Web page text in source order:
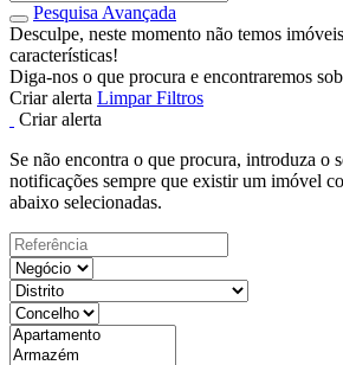
Pesquisa Avançada
Desculpe, neste momento não temos
características!
Diga-nos o que procura e encontraremos
Criar alerta Limpar Filtros
Criar alerta
Se não encontra o que procura, introduza o
notificações sempre que existir um imóvel
abaixo selecionadas.